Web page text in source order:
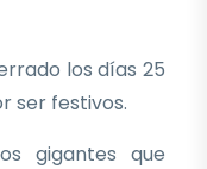
los días 25
ser festivos.
gigantes que